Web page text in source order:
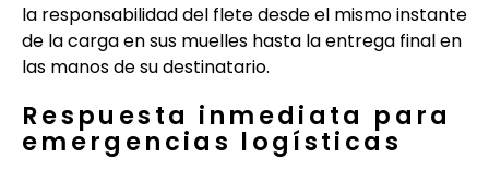
la responsabilidad del flete desde el mismo instante
de la carga en sus muelles hasta la entrega final en
las manos de su destinatario.
Respuesta inmediata para
emergencias logísticas